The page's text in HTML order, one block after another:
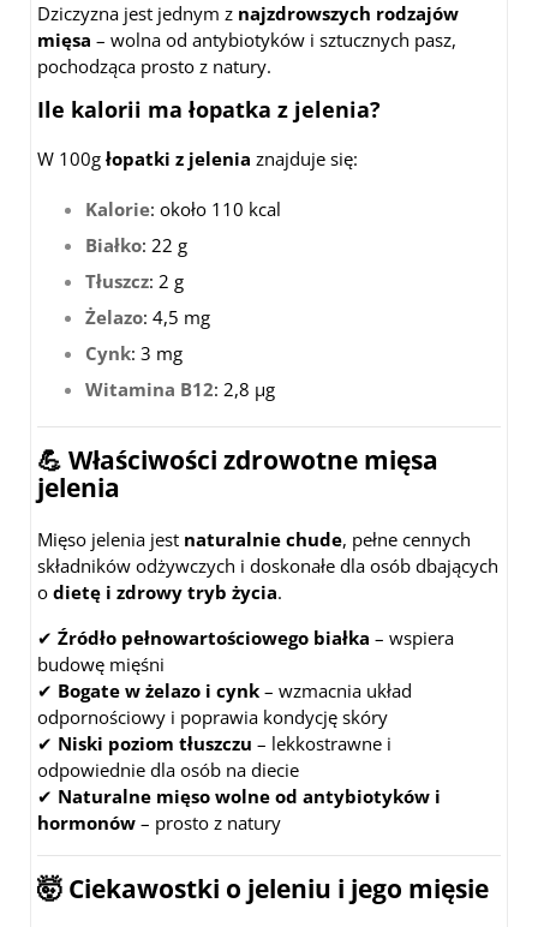
Dziczyzna jest jednym z najzdrowszych rodzajów
mięsa – wolna od antybiotyków i sztucznych pasz,
pochodząca prosto z natury.
Ile kalorii ma łopatka z jelenia?
W 100g łopatki z jelenia znajduje się:
Kalorie: około 110 kcal
Białko: 22 g
Tłuszcz: 2 g
Żelazo: 4,5 mg
Cynk: 3 mg
Witamina B12: 2,8 µg
💪 Właściwości zdrowotne mięsa
jelenia
Mięso jelenia jest naturalnie chude, pełne cennych
składników odżywczych i doskonałe dla osób dbających
o dietę i zdrowy tryb życia.
✔ Źródło pełnowartościowego białka – wspiera
budowę mięśni
✔ Bogate w żelazo i cynk – wzmacnia układ
odpornościowy i poprawia kondycję skóry
✔ Niski poziom tłuszczu – lekkostrawne i
odpowiednie dla osób na diecie
✔ Naturalne mięso wolne od antybiotyków i
hormonów – prosto z natury
🤯 Ciekawostki o jeleniu i jego mięsie